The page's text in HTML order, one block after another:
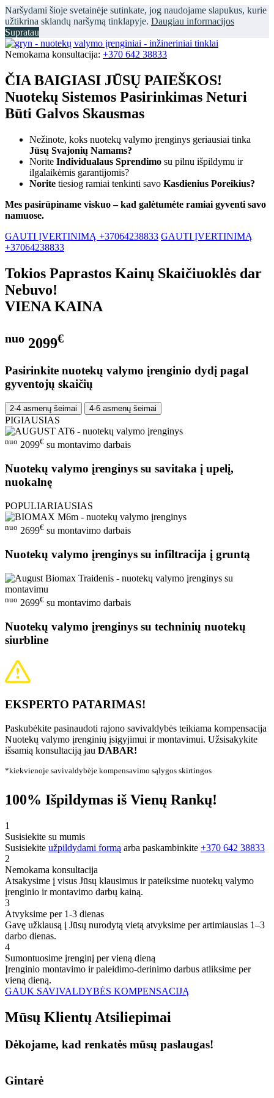
Naršydami šioje svetainėje sutinkate, jog naudojame slapukus, kurie
užtikrina sklandų naršymą tinklapyje. Daugiau informacijos
Supratau
Nemokama konsultacija: +370 642 38833
ČIA BAIGIASI JŪSŲ PAIEŠKOS!
Nuotekų Sistemos Pasirinkimas Neturi
Būti Galvos Skausmas
Nežinote, koks nuotekų valymo įrenginys geriausiai tinka
Jūsų Svajonių Namams?
Norite Individualaus Sprendimo su pilnu išpildymu ir
ilgalaikėmis garantijomis?
Norite tiesiog ramiai tenkinti savo Kasdienius Poreikius?
Mes pasirūpiname viskuo – kad galėtumėte ramiai gyventi savo
namuose.
GAUTI ĮVERTINIMĄ +37064238833 GAUTI ĮVERTINIMĄ
+37064238833
Tokios Paprastos Kainų Skaičiuoklės dar
Nebuvo!
VIENA KAINA
nuo 2099€
Pasirinkite nuotekų valymo įrenginio dydį pagal
gyventojų skaičių
2-4 asmenų šeimai 4-6 asmenų šeimai
PIGIAUSIAS
nuo 2099€ su montavimo darbais
Nuotekų valymo įrenginys su savitaka į upelį,
nuokalnę
POPULIARIAUSIAS
nuo 2699€ su montavimo darbais
Nuotekų valymo įrenginys su infiltracija į gruntą
nuo 2699€ su montavimo darbais
Nuotekų valymo įrenginys su techninių nuotekų
siurbline
EKSPERTO PATARIMAS!
Paskubėkite pasinaudoti rajono savivaldybės teikiama kompensacija
Nuotekų valymo įrenginių įsigyjimui ir montavimui. Užsisakykite
išsamią konsultaciją jau DABAR!
*kiekvienoje savivaldybėje kompensavimo sąlygos skirtingos
100% Išpildymas iš Vienų Rankų!
1
Susisiekite su mumis
Susisiekite užpildydami formą arba paskambinkite +370 642 38833
2
Nemokama konsultacija
Atsakysime į visus Jūsų klausimus ir pateiksime nuotekų valymo
įrenginio ir montavimo darbų kainą.
3
Atvyksime per 1-3 dienas
Gavę užklausą į Jūsų nurodytą vietą atvyksime per artimiausias 1–3
darbo dienas.
4
Sumontuosime įrenginį per vieną dieną
Įrenginio montavimo ir paleidimo-derinimo darbus atliksime per
vieną dieną.
GAUK SAVIVALDYBĖS KOMPENSACIJĄ
Mūsų Klientų Atsiliepimai
Dėkojame, kad renkatės mūsų paslaugas!
Gintarė